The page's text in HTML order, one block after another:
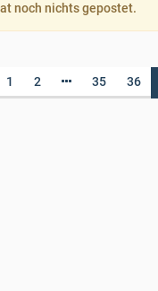
noch nichts gepostet.
1 2 35 36